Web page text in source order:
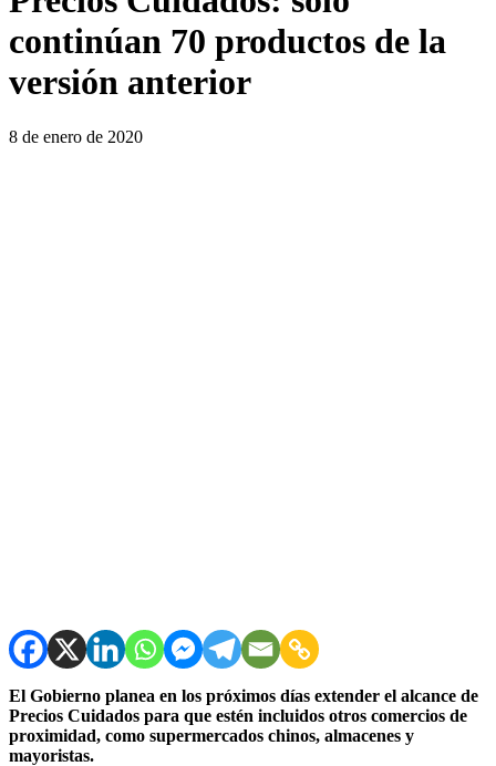
continúan 70 productos de la
versión anterior
8 de enero de 2020
El Gobierno planea en los próximos días extender el alcance de
Precios Cuidados para que estén incluidos otros comercios de
proximidad, como supermercados chinos, almacenes y
mayoristas.